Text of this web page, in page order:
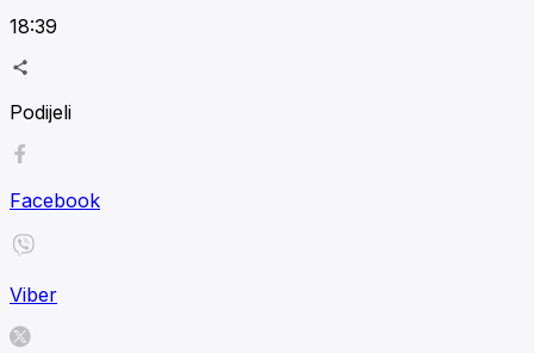
18:39
Podijeli
Facebook
Viber